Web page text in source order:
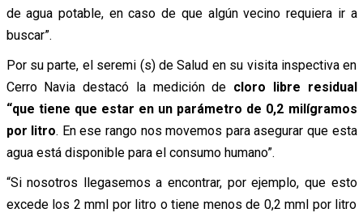
de agua potable, en caso de que algún vecino requiera ir a
buscar”.
Por su parte, el seremi (s) de Salud en su visita inspectiva en
Cerro Navia destacó la medición de cloro libre residual
“que tiene que estar en un parámetro de 0,2 milígramos
por litro. En ese rango nos movemos para asegurar que esta
agua está disponible para el consumo humano”.
“Si nosotros llegasemos a encontrar, por ejemplo, que esto
excede los 2 mml por litro o tiene menos de 0,2 mml por litro